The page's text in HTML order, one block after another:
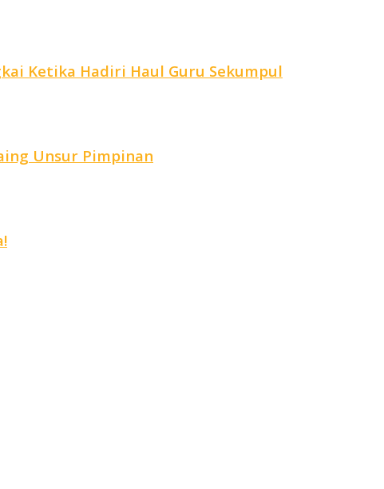
Ketika Hadiri Haul Guru Sekumpul
Unsur Pimpinan